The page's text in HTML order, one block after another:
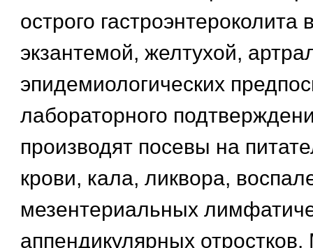
острого гастроэнтероколита
экзантемой, желтухой,
эпидемиологических
лабораторного
производят посевы на
крови, кала, ликвора,
мезентериальных
аппендикулярных